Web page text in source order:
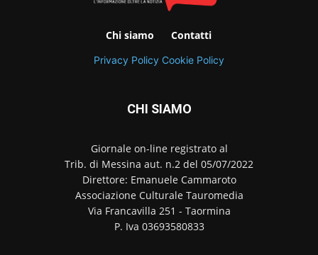
Chi siamo Contatti
Privacy Policy Cookie Policy
CHI SIAMO
Giornale on-line registrato al
Trib. di Messina aut. n.2 del 05/07/2022
Direttore: Emanuele Cammaroto
Associazione Culturale Tauromedia
Via Francavilla 251 - Taormina
P. Iva 03693580833